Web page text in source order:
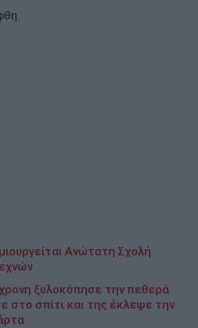
Ανώτατη Σχολή
ξυλοκόπησε την πεθερά
στο σπίτι και της έκλεψε την